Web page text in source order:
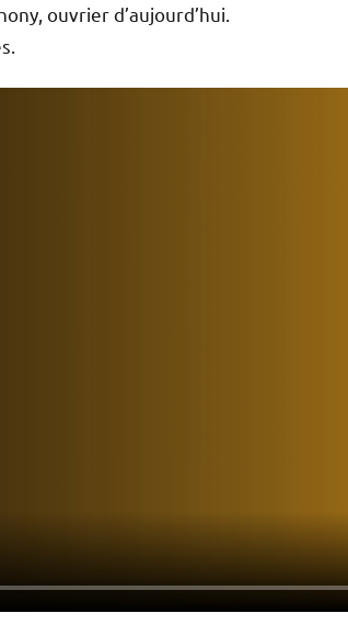
ouvrier d’aujourd’hui.